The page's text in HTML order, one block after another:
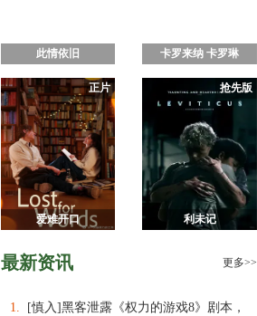
此情依旧 卡罗来纳 卡罗琳
正片
爱难开口
抢先版
利未记
最新资讯 更多>>
1. [慎入]黑客泄露《权力的游戏8》剧本，